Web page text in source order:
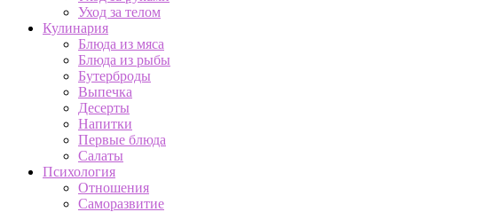
Уход за телом
Кулинария
Блюда из мяса
Блюда из рыбы
Бутерброды
Выпечка
Десерты
Напитки
Первые блюда
Салаты
Психология
Отношения
Саморазвитие